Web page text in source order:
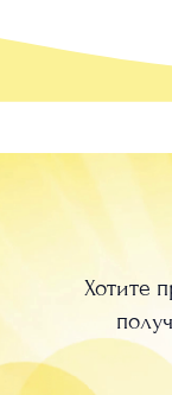
Хотите